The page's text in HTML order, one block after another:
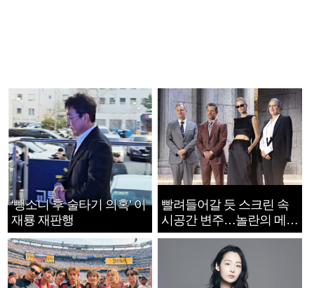
‘뺑소니 후 술타기 의혹’ 이
재룡 재판행
빨려들어갈 듯 스크린 속
시공간 변주…놀란의 메시
지는 ‘전쟁 속죄’